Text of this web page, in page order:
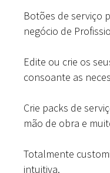
Botões de serviço
negócio de
Edite ou crie os
consoante as
Crie packs de
mão de obra e
Totalmente
intuitiva.